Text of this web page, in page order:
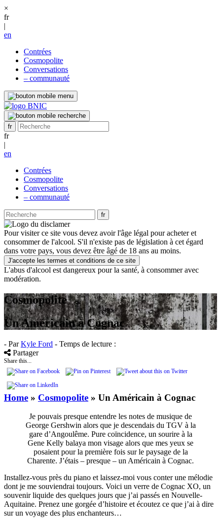
×
fr
|
en
Contrées
Cosmopolite
Conversations
– communauté
fr
|
en
Contrées
Cosmopolite
Conversations
– communauté
Pour visiter ce site vous devez avoir l'âge légal pour acheter et
consommer de l'alcool. S'il n'existe pas de législation à cet égard
dans votre pays, vous devez être âgé de 18 ans au moins.
J'accepte les termes et conditions de ce site
L'abus d'alcool est dangereux pour la santé, à consommer avec
modération.
Cosmopolite
Un Américain à Cognac
- ParKyle Ford - Temps de lecture :
Partager
Share this...
Home » Cosmopolite » Un Américain à Cognac
Je pouvais presque entendre les notes de musique de
George Gershwin alors que je descendais du TGV à la
gare d’Angoulême. Pure coïncidence, un sourire à la
Gene Kelly balaya mon visage alors que mes yeux se
posaient pour la première fois sur le paysage de la
Charente. J’étais – presque – un Américain à Cognac.
Installez-vous près du piano et laissez-moi vous conter une mélodie
dont je me souviendrai toujours. Voici un verre de Cognac XO, un
souvenir liquide des quelques jours que j’ai passés en Nouvelle-
Aquitaine. Prenez une gorgée d’histoire et écoutez ce que j’ai à dire
sur un voyage des plus enchanteurs…